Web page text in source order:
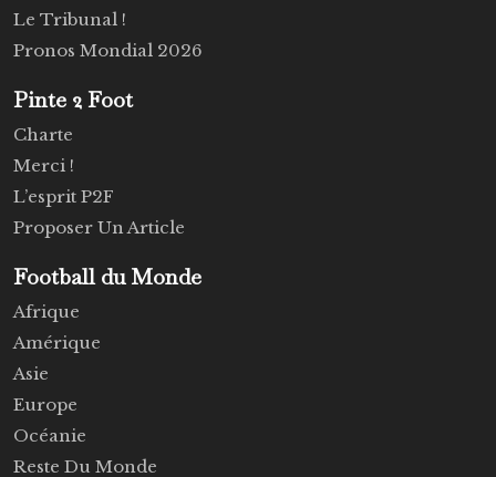
Le Tribunal !
Pronos Mondial 2026
Pinte 2 Foot
Charte
Merci !
L’esprit P2F
Proposer Un Article
Football du Monde
Afrique
Amérique
Asie
Europe
Océanie
Reste Du Monde